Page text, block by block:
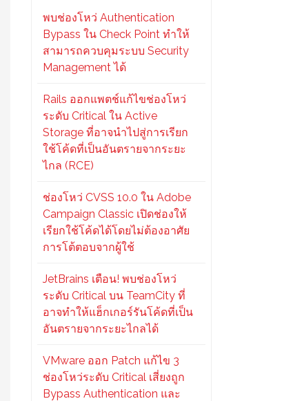
พบช่องโหว่ Authentication
Bypass ใน Check Point ทำให้
สามารถควบคุมระบบ Security
Management ได้
Rails ออกแพตช์แก้ไขช่องโหว่
ระดับ Critical ใน Active
Storage ที่อาจนำไปสู่การเรียก
ใช้โค้ดที่เป็นอันตรายจากระยะ
ไกล (RCE)
ช่องโหว่ CVSS 10.0 ใน Adobe
Campaign Classic เปิดช่องให้
เรียกใช้โค้ดได้โดยไม่ต้องอาศัย
การโต้ตอบจากผู้ใช้
JetBrains เตือน! พบช่องโหว่
ระดับ Critical บน TeamCity ที่
อาจทำให้แฮ็กเกอร์รันโค้ดที่เป็น
อันตรายจากระยะไกลได้
VMware ออก Patch แก้ไข 3
ช่องโหว่ระดับ Critical เสี่ยงถูก
Bypass Authentication และ